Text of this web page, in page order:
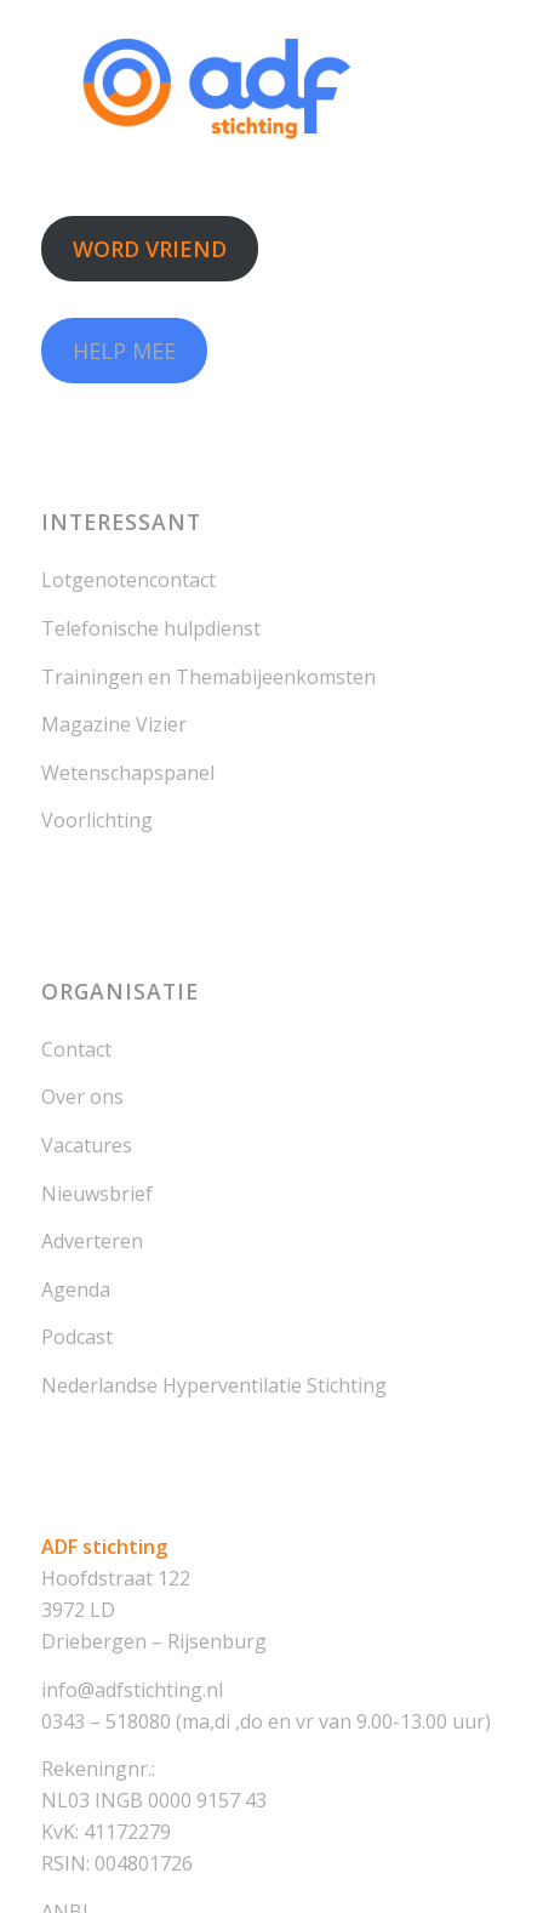
WORD VRIEND
HELP MEE
INTERESSANT
Lotgenotencontact
Telefonische hulpdienst
Trainingen en Themabijeenkomsten
Magazine Vizier
Wetenschapspanel
Voorlichting
ORGANISATIE
Contact
Over ons
Vacatures
Nieuwsbrief
Adverteren
Agenda
Podcast
Nederlandse Hyperventilatie Stichting
ADF stichting
Hoofdstraat 122
3972 LD
Driebergen – Rijsenburg
info@adfstichting.nl
0343 – 518080 (ma,di ,do en vr van 9.00-13.00 uur)
Rekeningnr.:
NL03 INGB 0000 9157 43
KvK: 41172279
RSIN: 004801726